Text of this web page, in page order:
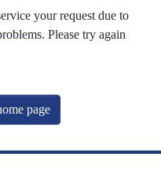
your request due to
Please try again
page